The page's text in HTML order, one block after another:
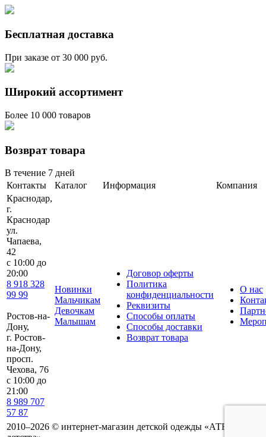
Бесплатная доставка
При заказе от 30 000 руб.
Широкий ассортимент
Более 10 000 товаров
Возврат товара
В течение 7 дней
Контакты
Каталог Информация
Компания
Краснодар,
г.
Краснодар
ул.
Чапаева,
42
с 10:00 до
20:00
8 918 328
99 99
Ростов-на-
Дону,
г. Ростов-
на-Дону,
просп.
Чехова, 76
c 10:00 до
21:00
8 989 707
57 87
Новинки
Мальчикам
Девочкам
Малышам
Договор оферты
Политика
конфиденциальности
Реквизиты
Способы оплаты
Способы доставки
Возврат товара
О нас
2010–2026 © интернет-магазин детской одежды «АТЕЛЬЕ